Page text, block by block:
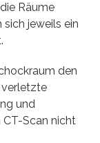
Räume
jeweils ein
den
verletzte
und
Scan nicht